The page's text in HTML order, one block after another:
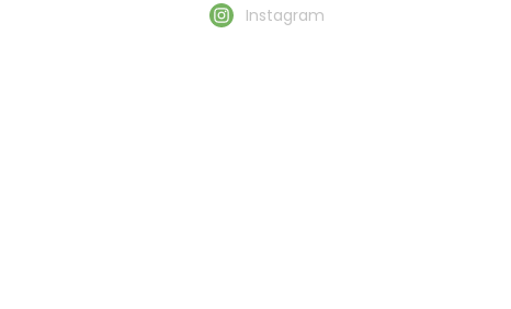
Instagram